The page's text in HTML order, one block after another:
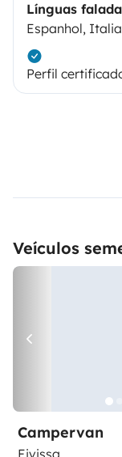
Línguas
Espanhol,
Perfil
Veículos
Campervan